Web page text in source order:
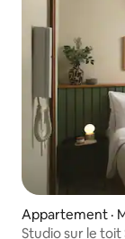
Appartement ·
Studio sur le toit